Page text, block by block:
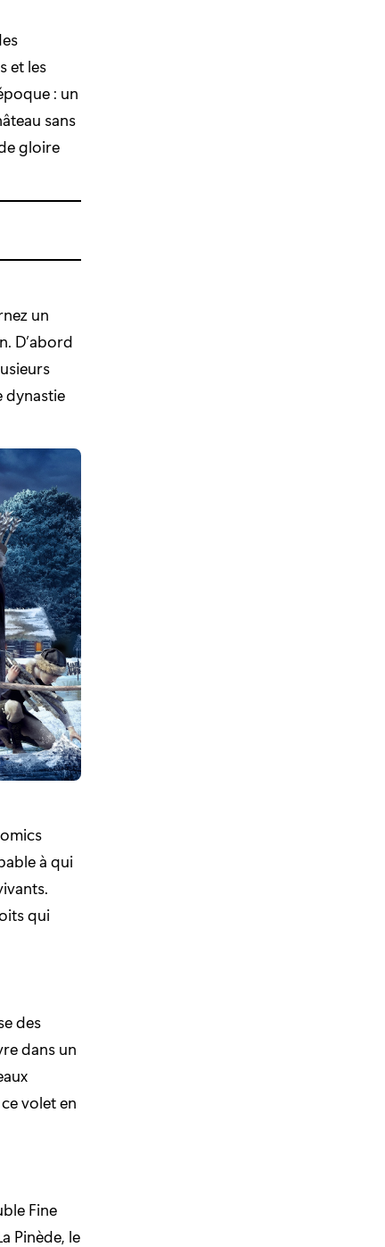
et les
: un
sans
gloire
un
D’abord
dynastie
à qui
qui
des
dans un
volet en
Fine
Pinède, le